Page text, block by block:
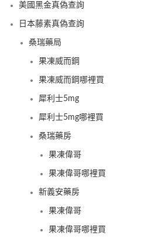
美國黑金真偽查詢
日本藤素真偽查詢
桑瑞藥局
果凍威而鋼
果凍威而鋼哪裡買
犀利士5mg
犀利士5mg哪裡買
桑瑞藥房
果凍偉哥
果凍偉哥哪裡買
新義安藥房
果凍偉哥
果凍偉哥哪裡買